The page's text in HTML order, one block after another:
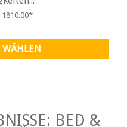
1810.00*
BED &